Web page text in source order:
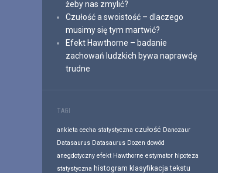
żeby nas zmylić?
Czułość a swoistość – dlaczego
musimy się tym martwić?
Efekt Hawthorne – badanie
zachowań ludzkich bywa naprawdę
trudne
TAGI
ankieta cecha statystyczna czułość Danozaur
Datasaurus Datasaurus Dozen dowód
anegdotyczny efekt Hawthorne estymator hipoteza
statystyczna histogram klasyfikacja tekstu